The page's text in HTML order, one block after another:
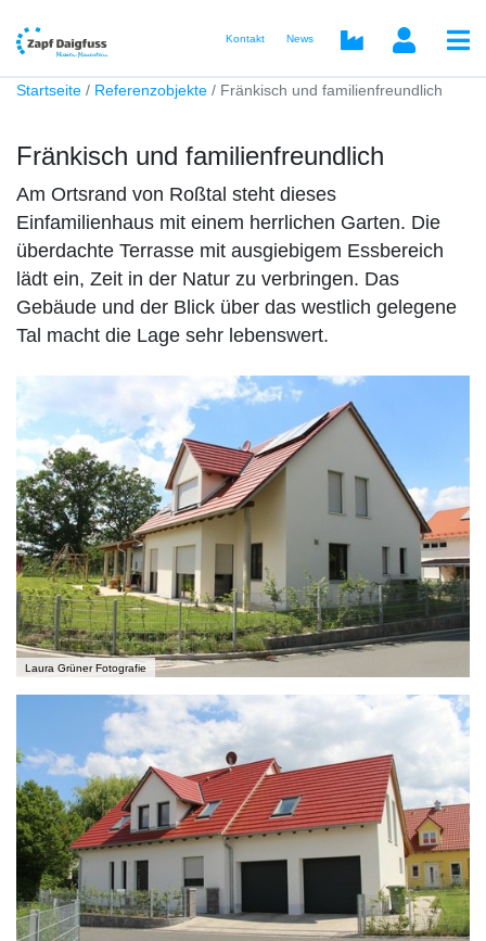
Kontakt News
Startseite Referenzobjekte Fränkisch und familienfreundlich
Fränkisch und familienfreundlich
Am Ortsrand von Roßtal steht dieses
Einfamilienhaus mit einem herrlichen Garten. Die
überdachte Terrasse mit ausgiebigem Essbereich
lädt ein, Zeit in der Natur zu verbringen. Das
Gebäude und der Blick über das westlich gelegene
Tal macht die Lage sehr lebenswert.
Laura Grüner Fotografie